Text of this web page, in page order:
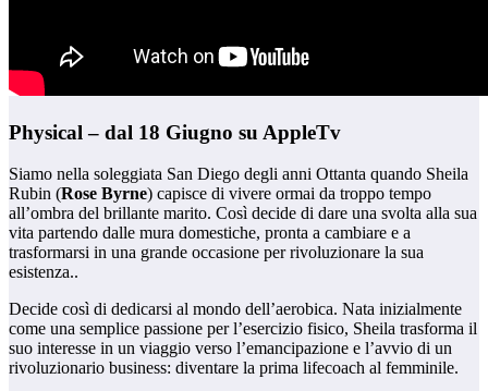
Physical – dal 18 Giugno su AppleTv
Siamo nella soleggiata San Diego degli anni Ottanta quando Sheila
Rubin (Rose Byrne) capisce di vivere ormai da troppo tempo
all’ombra del brillante marito. Così decide di dare una svolta alla sua
vita partendo dalle mura domestiche, pronta a cambiare e a
trasformarsi in una grande occasione per rivoluzionare la sua
esistenza..
Decide così di dedicarsi al mondo dell’aerobica. Nata inizialmente
come una semplice passione per l’esercizio fisico, Sheila trasforma il
suo interesse in un viaggio verso l’emancipazione e l’avvio di un
rivoluzionario business: diventare la prima lifecoach al femminile.